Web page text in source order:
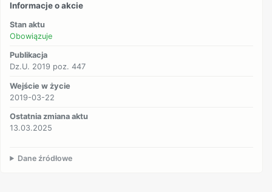
Informacje o akcie
Stan aktu
Obowiązuje
Publikacja
Dz.U. 2019 poz. 447
Wejście w życie
2019-03-22
Ostatnia zmiana aktu
13.03.2025
Dane źródłowe